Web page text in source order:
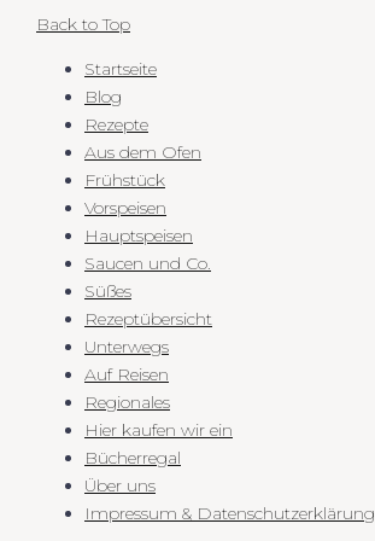
Back to Top
Startseite
Blog
Rezepte
Aus dem Ofen
Frühstück
Vorspeisen
Hauptspeisen
Saucen und Co.
Süßes
Rezeptübersicht
Unterwegs
Auf Reisen
Regionales
Hier kaufen wir ein
Bücherregal
Über uns
Impressum & Datenschutzerklärung